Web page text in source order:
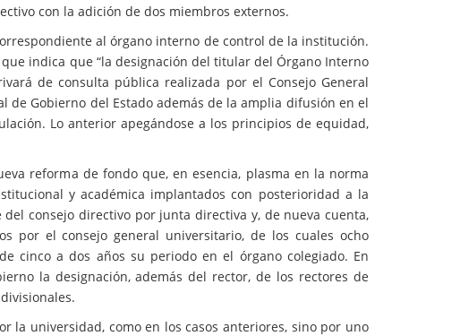
con la adición de dos miembros externos.
al órgano interno de control de la institución.
indica que “la designación del titular del Órgano Interno
de consulta pública realizada por el Consejo General
de Gobierno del Estado además de la amplia difusión en el
Lo anterior apegándose a los principios de equidad,
reforma de fondo que, en esencia, plasma en la norma
y académica implantados con posterioridad a la
consejo directivo por junta directiva y, de nueva cuenta,
por el consejo general universitario, de los cuales ocho
cinco a dos años su periodo en el órgano colegiado. En
la designación, además del rector, de los rectores de
la universidad, como en los casos anteriores, sino por uno